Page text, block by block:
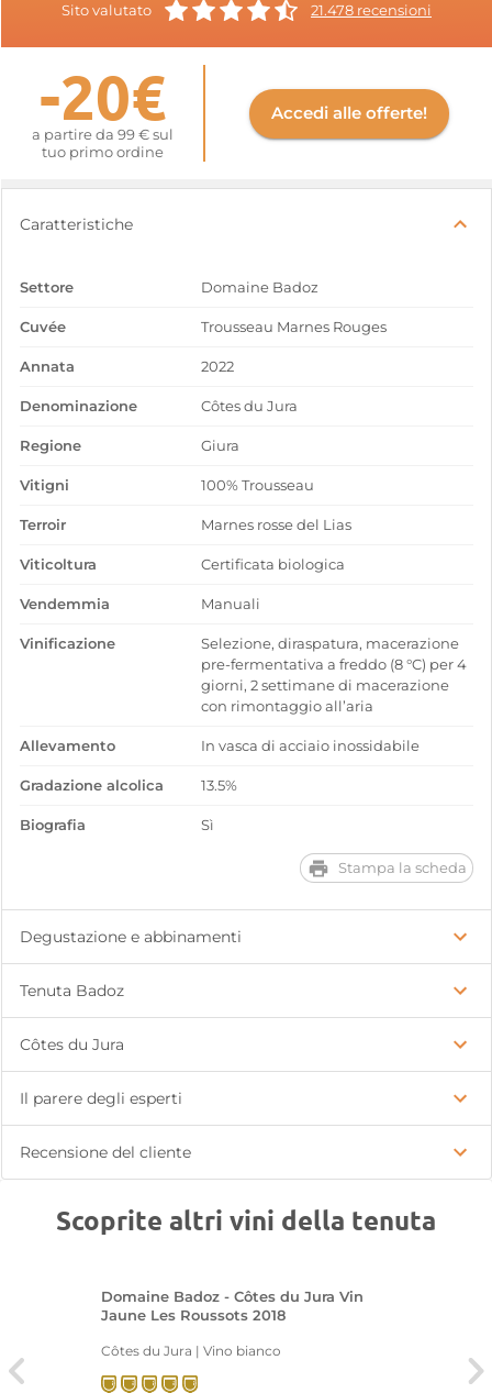
Sito valutato 21.478 recensioni
-20€
a partire da 99 € sul
tuo primo ordine
Accedi alle offerte!
Caratteristiche
Settore Domaine Badoz
Cuvée Trousseau Marnes Rouges
Annata 2022
Denominazione Côtes du Jura
Regione Giura
Vitigni 100% Trousseau
Terroir Marnes rosse del Lias
Viticoltura Certificata biologica
Vendemmia Manuali
Vinificazione
Selezione, diraspatura, macerazione
pre-fermentativa a freddo (8 °C) per 4
giorni, 2 settimane di macerazione
con rimontaggio all’aria
Allevamento In vasca di acciaio inossidabile
Gradazione alcolica 13.5%
Biografia Sì
Stampa la scheda
Degustazione e abbinamenti
Tenuta Badoz
Côtes du Jura
Il parere degli esperti
Recensione del cliente
Scoprite altri vini della tenuta
Domaine Badoz - Côtes du Jura Vin
Jaune Les Roussots 2018
Côtes du Jura | Vino bianco